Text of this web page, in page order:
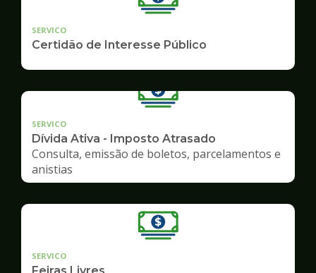
SERVICO
Certidão de Interesse Público
SERVICO
Dívida Ativa - Imposto Atrasado
Consulta, emissão de boletos, parcelamentos e
anistias
SERVICO